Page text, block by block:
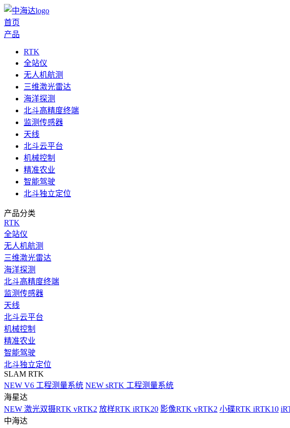
首页
产品
RTK
全站仪
无人机航测
三维激光雷达
海洋探测
北斗高精度终端
监测传感器
天线
北斗云平台
机械控制
精准农业
智能驾驶
北斗独立定位
产品分类
RTK
全站仪
无人机航测
三维激光雷达
海洋探测
北斗高精度终端
监测传感器
天线
北斗云平台
机械控制
精准农业
智能驾驶
北斗独立定位
SLAM RTK
NEW V6 工程测量系统 NEW sRTK 工程测量系统
海星达
NEW 激光双摄RTK vRTK2 放样RTK iRTK20 影像RTK vRTK2 小碟RTK iRTK10
中海达